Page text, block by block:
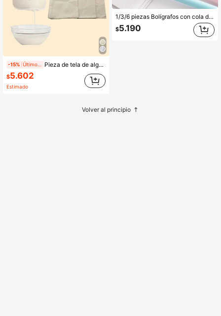
-15% Pieza de tela de algodón grueso, gasa, filtro de café, filtro de leche de tela, tela de tejido llano sin blanquear reutilizable, filtro de gasa, 100% tela de algodón grueso para hornear, hacer jugo y queso, utensilios de cocina, accesorios de cocina, colador, bolsa coladora, organización y almacenamiento de cocina, artículos esenciales de cocina, accesorios para barra de café
$5.602
Estimado
1/3/6 piezas Bolígrafos con cola de gato que se mueve de color aleatorio - Ideal para amantes de los gatos en la escuela, la oficina, esencial para volver a la escuela, escritura suave para cuadernos, calendarios, marcado de libros, artículos de papelería, suministros de oficina, recuerdos de fiesta
$5.190
Volver al principio